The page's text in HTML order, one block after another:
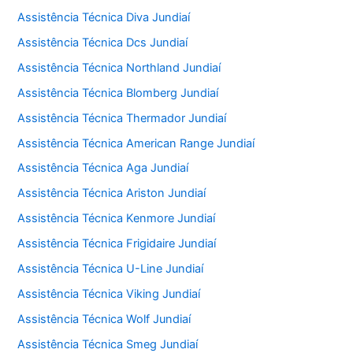
Assistência Técnica Diva Jundiaí
Assistência Técnica Dcs Jundiaí
Assistência Técnica Northland Jundiaí
Assistência Técnica Blomberg Jundiaí
Assistência Técnica Thermador Jundiaí
Assistência Técnica American Range Jundiaí
Assistência Técnica Aga Jundiaí
Assistência Técnica Ariston Jundiaí
Assistência Técnica Kenmore Jundiaí
Assistência Técnica Frigidaire Jundiaí
Assistência Técnica U-Line Jundiaí
Assistência Técnica Viking Jundiaí
Assistência Técnica Wolf Jundiaí
Assistência Técnica Smeg Jundiaí